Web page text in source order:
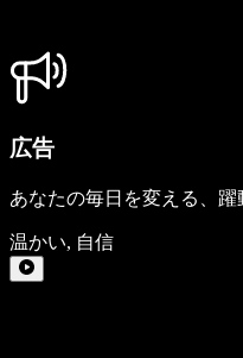
広告
あなたの毎日を変える、
温かい, 自信